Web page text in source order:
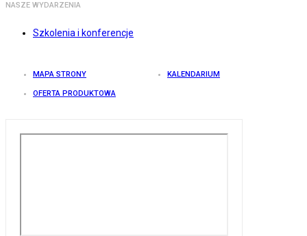
NASZE WYDARZENIA
Szkolenia i konferencje
MAPA STRONY KALENDARIUM
OFERTA PRODUKTOWA